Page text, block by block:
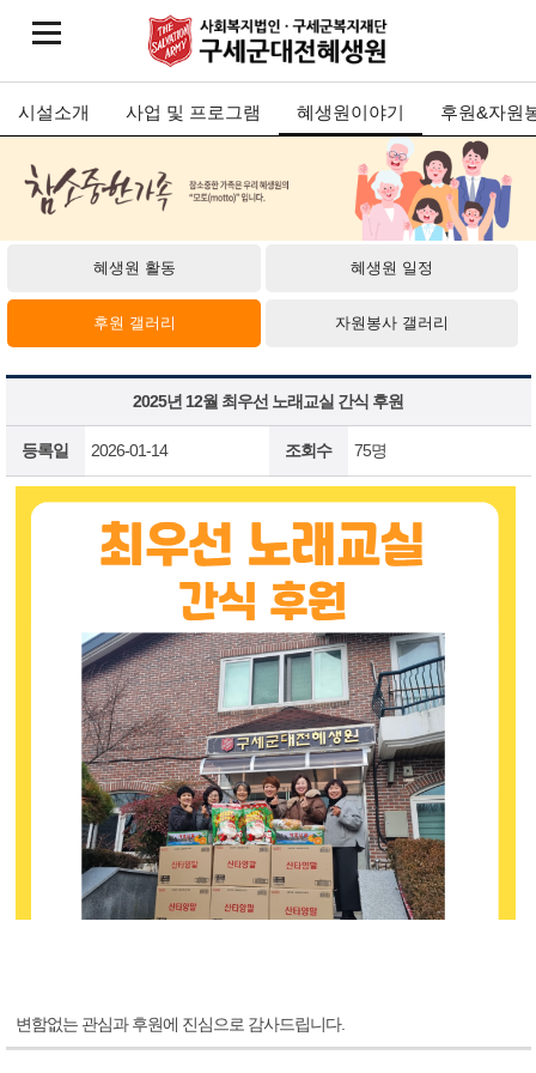
시설소개 사업 및 프로그램 혜생원이야기 후원&자원
혜생원 활동 혜생원 일정
후원 갤러리 자원봉사 갤러리
2025년 12월 최우선 노래교실 간식 후원
등록일 2026-01-14 조회수 75명
변함없는 관심과 후원에 진심으로 감사드립니다.